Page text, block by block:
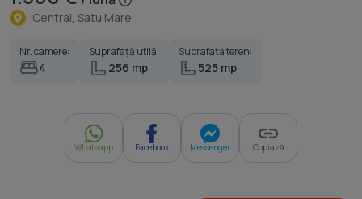
Central, Satu Mare
Nr. camere:
4
Suprafață utilă:
256 mp
Suprafață teren:
525 mp
Whatsapp Facebook Messenger Copiază